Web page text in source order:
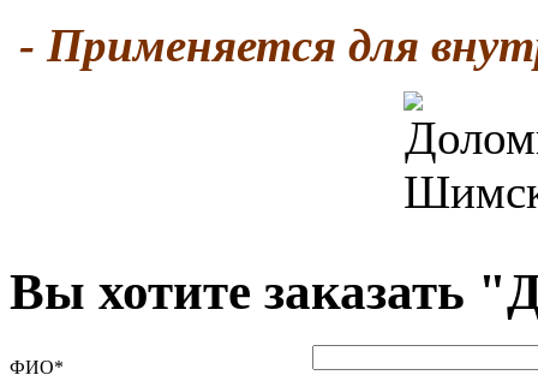
- Применяется для
Вы хотите заказать "
ФИО*